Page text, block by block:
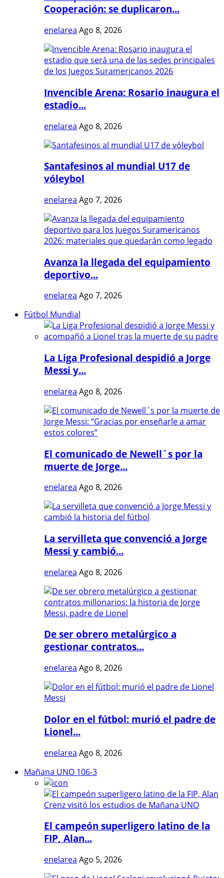
Cooperación: se duplicaron...
enelarea Ago 8, 2026
Invencible Arena: Rosario inaugura el
estadio...
enelarea Ago 8, 2026
Santafesinos al mundial U17 de
vóleybol
enelarea Ago 7, 2026
Avanza la llegada del equipamiento
deportivo...
enelarea Ago 7, 2026
Fútbol Mundial
La Liga Profesional despidió a Jorge
Messi y...
enelarea Ago 8, 2026
El comunicado de Newell´s por la
muerte de Jorge...
enelarea Ago 8, 2026
La servilleta que convenció a Jorge
Messi y cambió...
enelarea Ago 8, 2026
De ser obrero metalúrgico a
gestionar contratos...
enelarea Ago 8, 2026
Dolor en el fútbol: murió el padre de
Lionel...
enelarea Ago 8, 2026
Mañana UNO 106-3
El campeón superligero latino de la
FIP, Alan...
enelarea Ago 5, 2026